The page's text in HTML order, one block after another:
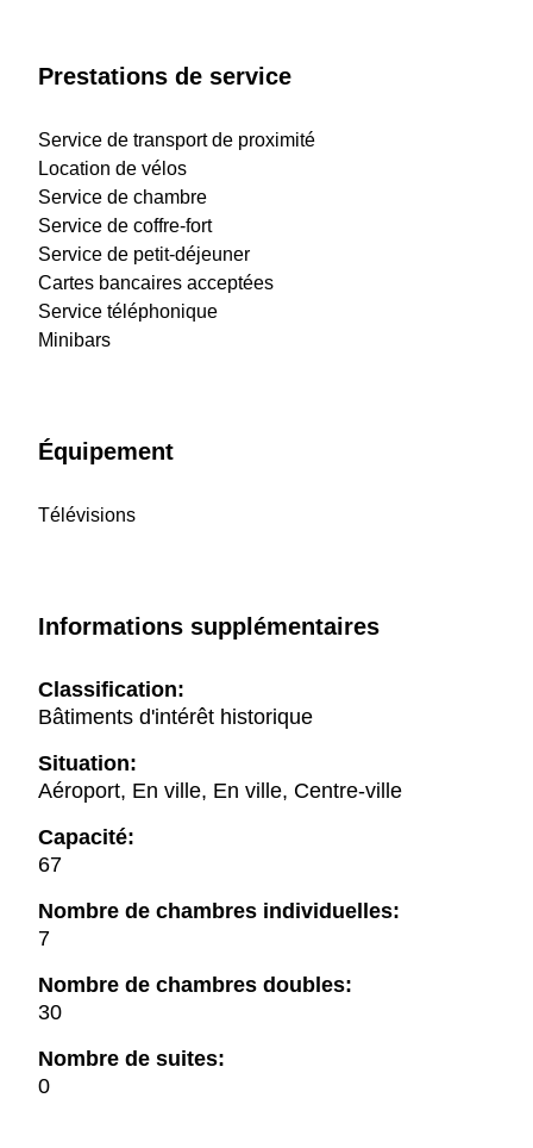
Prestations de service
Service de transport de proximité
Location de vélos
Service de chambre
Service de coffre-fort
Service de petit-déjeuner
Cartes bancaires acceptées
Service téléphonique
Minibars
Équipement
Télévisions
Informations supplémentaires
Classification:
Bâtiments d'intérêt historique
Situation:
Aéroport, En ville, En ville, Centre-ville
Capacité:
67
Nombre de chambres individuelles:
7
Nombre de chambres doubles:
30
Nombre de suites:
0